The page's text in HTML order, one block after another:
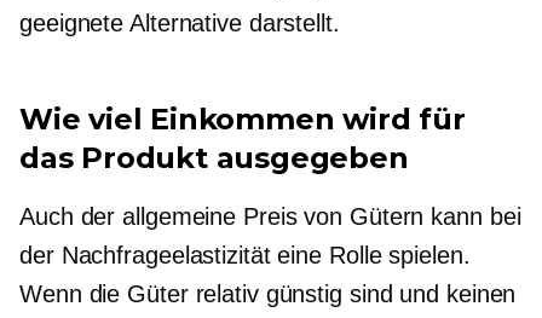
geeignete Alternative darstellt.
Wie viel Einkommen wird für
das Produkt ausgegeben
Auch der allgemeine Preis von Gütern kann bei
der Nachfrageelastizität eine Rolle spielen.
Wenn die Güter relativ günstig sind und keinen